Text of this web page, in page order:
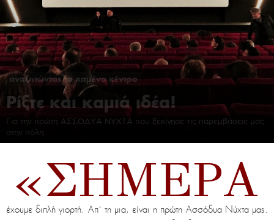
αναζητώντας το χαμένο κέντρο
Ρίξτε και καμιά ιδέα!
Για την πρώτη ΑΣΣΟΔΥΑ ΝΥΧΤΑ που ξεκίνησε τις παρεμβάσεις μας
στην πόλη.
«ΣΉΜΕΡΑ
έχουμε διπλή γιορτή. Απ` τη μια, είναι η πρώτη Ασσόδυα Νύχτα μας.